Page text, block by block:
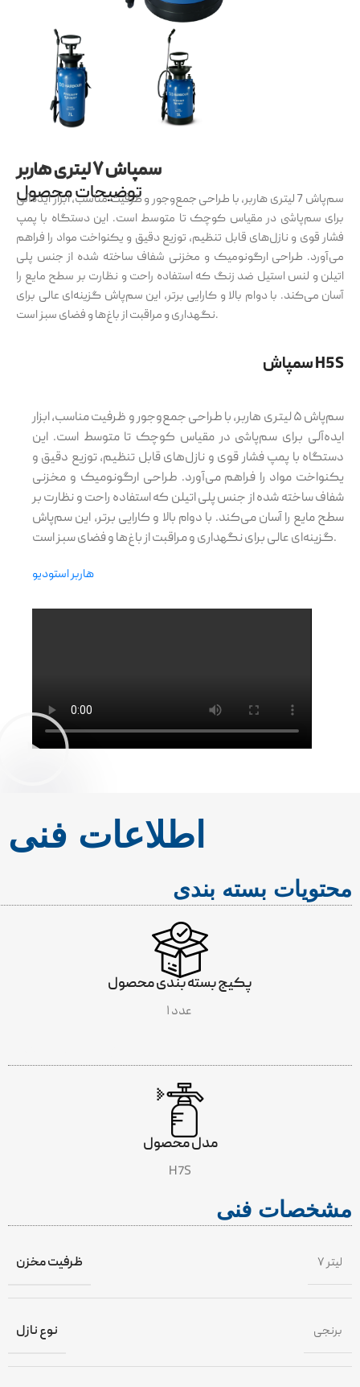
سمپاش ۷ لیتری هاربر
توضیحات محصول
سم‌پاش 7 لیتری هاربر، با طراحی جمع‌وجور و ظرفیت مناسب، ابزار ایده‌آلی
برای سم‌پاشی در مقیاس کوچک تا متوسط است. این دستگاه با پمپ
فشار قوی و نازل‌های قابل تنظیم، توزیع دقیق و یکنواخت مواد را فراهم
می‌آورد. طراحی ارگونومیک و مخزنی شفاف ساخته شده از جنس پلی
اتیلن و لنس استیل ضد زنگ که استفاده راحت و نظارت بر سطح مایع را
آسان می‌کند. با دوام بالا و کارایی برتر، این سم‌پاش گزینه‌ای عالی برای
نگهداری و مراقبت از باغ‌ها و فضای سبز است.
سمپاش H5S
سم‌پاش ۵ لیتری هاربر، با طراحی جمع‌وجور و ظرفیت مناسب، ابزار
ایده‌آلی برای سم‌پاشی در مقیاس کوچک تا متوسط است. این
دستگاه با پمپ فشار قوی و نازل‌های قابل تنظیم، توزیع دقیق و
یکنواخت مواد را فراهم می‌آورد. طراحی ارگونومیک و مخزنی
شفاف ساخته شده از جنس پلی اتیلن که استفاده راحت و نظارت بر
سطح مایع را آسان می‌کند. با دوام بالا و کارایی برتر، این سم‌پاش
گزینه‌ای عالی برای نگهداری و مراقبت از باغ‌ها و فضای سبز است.
هاربر استودیو
اطلاعات فنی
محتویات بسته بندی
پکیج بسته بندی محصول
مدل محصول
H7S
مشخصات فنی
ظرفیت مخزن ۷ لیتر
نوع نازل برنجی